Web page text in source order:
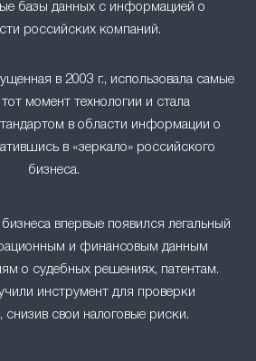
базы данных с информацией о
российских компаний.
в 2003 г., использовала самые
момент технологии и стала
в области информации о
в «зеркало» российского
бизнеса.
впервые появился легальный
и финансовым данным
о судебных решениях, патентам.
инструмент для проверки
снизив свои налоговые риски.